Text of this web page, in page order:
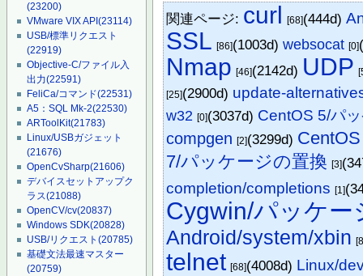
(23200)
VMware VIX API(23114)
USB/標準リクエスト
(22919)
Objective-C/ファイル入
出力(22591)
FeliCa/コマンド(22531)
A5：SQL Mk-2(22530)
ARToolKit(21783)
Linux/USBガジェット
(21676)
OpenCvSharp(21606)
デバイスセットアップク
ラス(21088)
OpenCV/cv(20837)
Windows SDK(20828)
USB/リクエスト(20785)
基礎文法最速マスター
(20759)
関連ページ: curl [68](444d)
SSL [86](1003d)websocat [0]
Nmap [46](2142d) UDP
[25](2900d) update-
w32 [0](3037d) CentOS 5/パ
compgen [2](3299d)
7/パッケージの置換 [3]
completion/completions [1]
Cygwin/パッケー
Android/system/xbin
telnet [68](4008d) Linux/